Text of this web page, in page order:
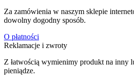
Za zamówienia w naszym sklepie
dowolny dogodny sposób.
O płatności
Reklamacje i zwroty
Z łatwością wymienimy produkt na inny
pieniądze.